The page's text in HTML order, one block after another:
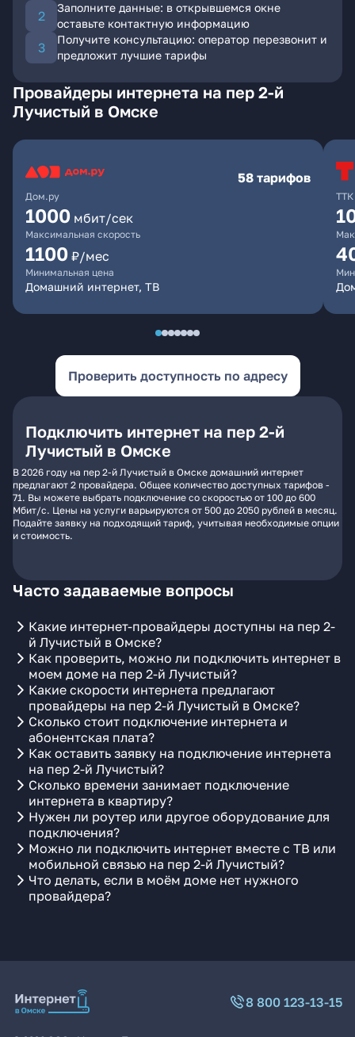
Заполните данные: в открывшемся окне
оставьте контактную информацию
Получите консультацию: оператор перезвонит и
предложит лучшие тарифы
Провайдеры интернета на пер 2-й
Лучистый в Омске
Дом.ру
58 тарифов
1000 мбит/сек
Максимальная скорость
1100 ₽/мес
Минимальная цена
Домашний интернет, ТВ
ТТК
Проверить доступность по адресу
Подключить интернет на пер 2-й
Лучистый в Омске
В 2026 году на пер 2-й Лучистый в Омске домашний интернет
предлагают 2 провайдера. Общее количество доступных тарифов -
71. Вы можете выбрать подключение со скоростью от 100 до 600
Мбит/с. Цены на услуги варьируются от 500 до 2050 рублей в месяц.
Подайте заявку на подходящий тариф, учитывая необходимые опции
и стоимость.
Часто задаваемые вопросы
Какие интернет-провайдеры доступны на пер 2-
й Лучистый в Омске?
Как проверить, можно ли подключить интернет в
моем доме на пер 2-й Лучистый?
Какие скорости интернета предлагают
провайдеры на пер 2-й Лучистый в Омске?
Сколько стоит подключение интернета и
абонентская плата?
Как оставить заявку на подключение интернета
на пер 2-й Лучистый?
Сколько времени занимает подключение
интернета в квартиру?
Нужен ли роутер или другое оборудование для
подключения?
Можно ли подключить интернет вместе с ТВ или
мобильной связью на пер 2-й Лучистый?
Что делать, если в моём доме нет нужного
провайдера?
8 800 123-13-15